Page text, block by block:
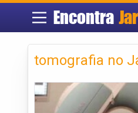
Encontra
tomografia no